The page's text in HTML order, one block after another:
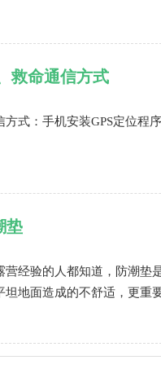
救命通信方式
方式：手机安装GPS定位程
垫
营经验的人都知道，防潮垫
坦地面造成的不舒适，更重